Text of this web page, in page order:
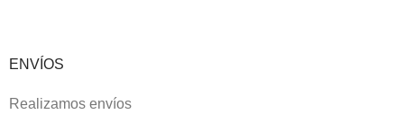
ENVÍOS
Realizamos envíos